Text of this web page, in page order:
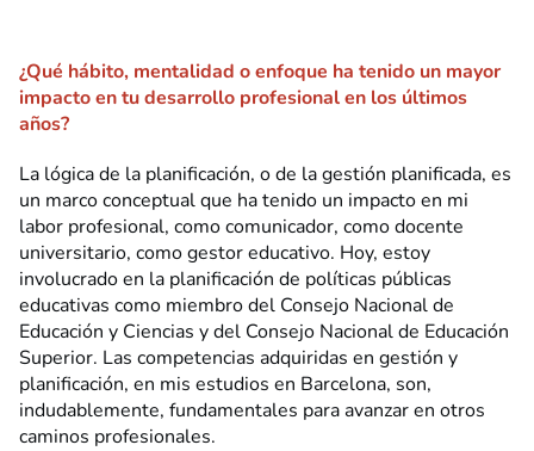
¿Qué hábito, mentalidad o enfoque ha tenido un mayor
impacto en tu desarrollo profesional en los últimos
años?
La lógica de la planificación, o de la gestión planificada, es
un marco conceptual que ha tenido un impacto en mi
labor profesional, como comunicador, como docente
universitario, como gestor educativo. Hoy, estoy
involucrado en la planificación de políticas públicas
educativas como miembro del Consejo Nacional de
Educación y Ciencias y del Consejo Nacional de Educación
Superior. Las competencias adquiridas en gestión y
planificación, en mis estudios en Barcelona, son,
indudablemente, fundamentales para avanzar en otros
caminos profesionales.